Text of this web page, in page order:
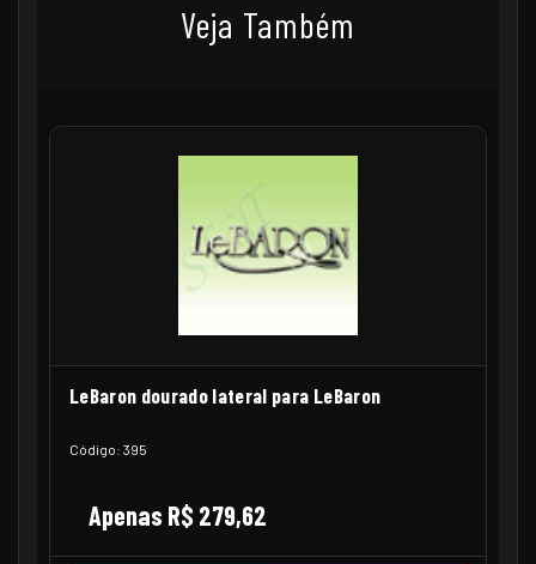
Veja Também
LeBaron dourado lateral para LeBaron
Código: 395
Apenas R$ 279,62